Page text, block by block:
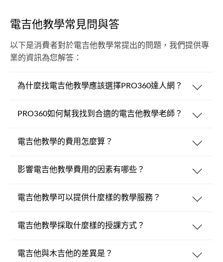
電吉他教學常見問與答
以下是消費者對於電吉他教學常提出的問題，我們提供專
業的資訊為您解答：
為什麼找電吉他教學應該選擇PRO360達人網？
PRO360如何幫我找到合適的電吉他教學老師？
電吉他教學的費用怎麼算？
影響電吉他教學費用的因素有哪些？
電吉他教學可以提供什麼樣的教學服務？
電吉他教學採取什麼樣的授課方式？
電吉他與木吉他的差異是？